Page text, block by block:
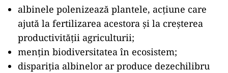
albinele polenizează plantele, acțiune care
ajută la fertilizarea acestora și la creșterea
productivității agriculturii;
mențin biodiversitatea în ecosistem;
dispariția albinelor ar produce dezechilibru